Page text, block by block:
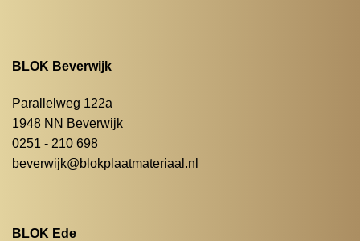
BLOK Beverwijk
Parallelweg 122a
1948 NN Beverwijk
0251 - 210 698
beverwijk@blokplaatmateriaal.nl
BLOK Ede